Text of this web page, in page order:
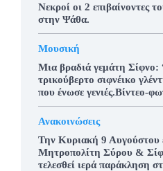
Νεκροί οι 2 επιβαίνοντες
στην Ψάθα.
Μουσική
Μια βραδιά γεμάτη Σίφνο:
τρικούβερτο σιφνέικο
που ένωσε γενιές.Βίντεο-
Ανακοινώσεις
Την Κυριακή 9 Αυγούστου
Μητροπολίτη Σύρου &
τελεσθεί ιερά παράκληση